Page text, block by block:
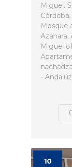
Miguel.
Mosque
Miguel
-
10